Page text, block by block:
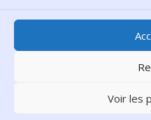
Voir les